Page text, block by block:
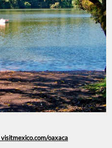
visitmexico.com/oaxaca